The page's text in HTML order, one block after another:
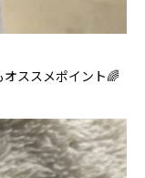
ススメポイント🌈